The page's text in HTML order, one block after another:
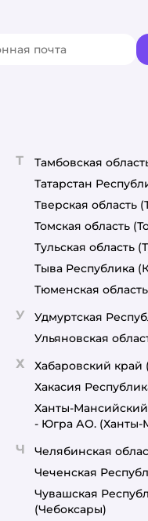
Т Тамбовская
Татарстан
Тверская область
Томская область
Тульская область
Тыва Республика
Тюменская область
У Удмуртская
Ульяновская
Х Хабаровский край
Хакасия
Ханты-
- Югра АО. (Ханты-
Ч Челябинская
Чеченская
Чувашская
(Чебоксары)